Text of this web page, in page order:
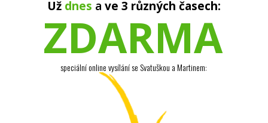
Už dnes a ve 3 různých časech:
ZDARMA
speciální online vysílání se Svatuškou a Martinem: